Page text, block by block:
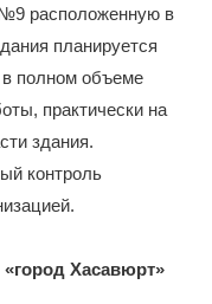
расположенную в
планируется
в полном объеме
практически на
здания.
контроль
Хасавюрт»